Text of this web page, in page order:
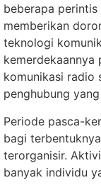
beberapa
memberikan
teknologi
kemerdekaannya
komunikasi radio
penghubung
Periode pasca-
bagi
terorganisir.
banyak individu